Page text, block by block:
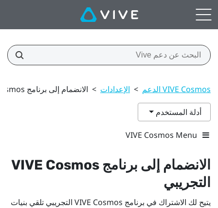
VIVE Cosmos الدعم > الإعدادات > الانضمام إلى برنامج VIVE Cosmos التجريبي
أدلة المستخدم
VIVE Cosmos Menu
الانضمام إلى برنامج VIVE Cosmos
التجريبي
يتيح لك الاشتراك في برنامج VIVE Cosmos التجريبي تلقي بنيات